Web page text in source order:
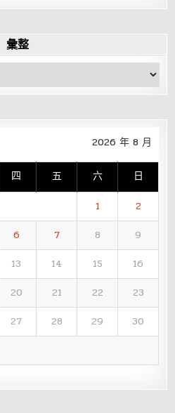
彙整
2026 年 8 月
四 五 六 日
1
2
6 7 8
9
13 14 15
16
20 21 22
23
27 28 29
30